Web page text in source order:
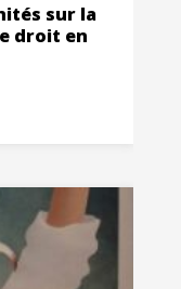
sur la
droit en